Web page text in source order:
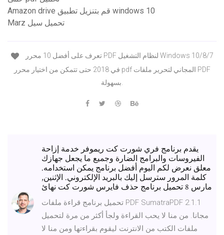
Amazon drive قم بتنزيل تطبيق windows 10
Marz تحميل سيل
في 2018 حتى تتمكن من اختيار محرر pdf المجاني لتحرير ملفات PDF
يقدم برنامج فري شورت كت ريموفر خدمة إزاحة
الفيروسات والبرامج الضارة وجميع ما يجعل جهازك
معلق نعرض لكم اليوم أفضل برنامج يمكن استخدامه.
كلمة المرور سترسل إليك بالبريد الإلكتروني. الإثنين,
مارس 8 تحميل برنامج حذف فايرس شورت كت نهائ
تحميل برنامج قراءة ملفات PDF SumatraPDF 2.1.1
مجانا. من منا لا يحب القراءة ولجأ أكثر من مرة لتحميل
ملفات الكتب من الانترنت ليقوم بقراءتها ومن منا لا